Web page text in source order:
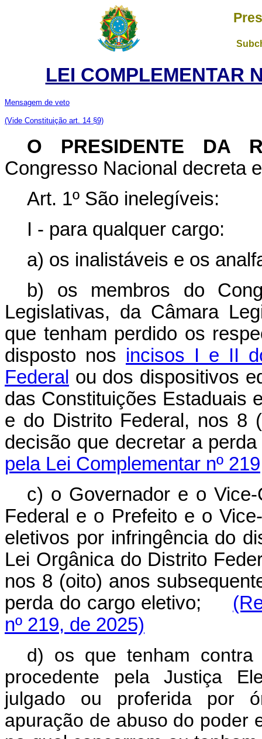
LEI COMPLEMENTAR
Mensagem de veto
(Vide Constituição art. 14 §9)
O PRESIDENTE DA
Congresso Nacional decreta
Art. 1º São inelegíveis:
I - para qualquer cargo:
a) os inalistáveis e os
b) os membros do
Legislativas, da Câmara
que tenham perdido os
disposto nos incisos I e II
Federal ou dos dispositivos
das Constituições Estaduais
e do Distrito Federal, nos 8
decisão que decretar a
pela Lei Complementar nº
c) o Governador e o
Federal e o Prefeito e o
eletivos por infringência do
Lei Orgânica do Distrito
nos 8 (oito) anos
perda do cargo eletivo;
nº 219, de 2025)
d) os que tenham contra
procedente pela Justiça
julgado ou proferida por
apuração de abuso do poder